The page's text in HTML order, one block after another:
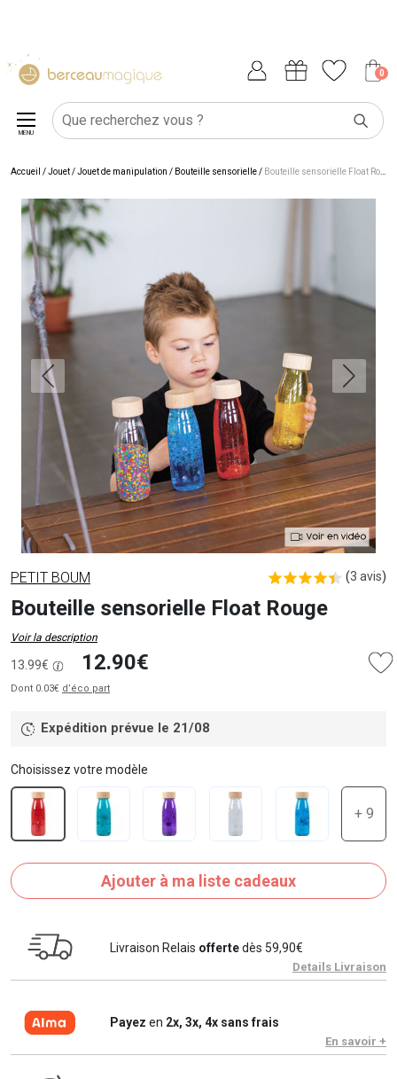
0
MENU
Accueil /Jouet/Jouet de manipulation / Bouteille sensorielle/ Bouteille sensorielle Float Rouge
PETIT BOUM (3 avis)
Bouteille sensorielle Float Rouge
Voir la description
13.99€ 12.90€
Dont 0.03€ d’éco part
Expédition prévue le 21/08
Choisissez votre modèle
+ 9
Ajouter à ma liste cadeaux
Livraison Relais offertedès 59,90€
Details Livraison
Payez en 2x, 3x, 4x sans frais
En savoir +